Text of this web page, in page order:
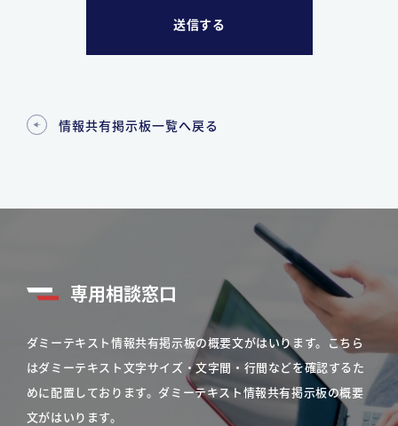
情報共有掲示板一覧へ戻る
専用相談窓口
ダミーテキスト情報共有掲示板の概要文がはいります。こちら
はダミーテキスト文字サイズ・文字間・行間などを確認するた
めに配置しております。ダミーテキスト情報共有掲示板の概要
文がはいります。